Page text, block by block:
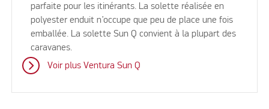
parfaite pour les itinérants. La solette réalisée en
polyester enduit n’occupe que peu de place une fois
emballée. La solette Sun Q convient à la plupart des
caravanes.
Voir plus Ventura Sun Q